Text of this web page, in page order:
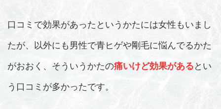
口コミで効果があったというかたには女性もいまし
たが、以外にも男性で青ヒゲや剛毛に悩んでるかた
がおおく、そういうかたの痛いけど効果があるとい
う口コミが多かったです。